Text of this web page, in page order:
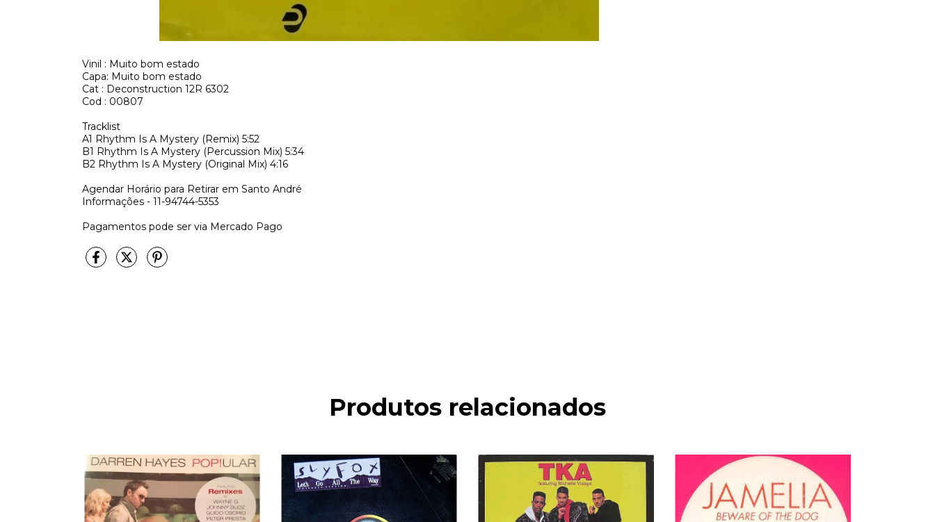
Vinil : Muito bom estado
Capa: Muito bom estado
Cat : Deconstruction 12R 6302
Cod : 00807
Tracklist
A1 Rhythm Is A Mystery (Remix) 5:52
B1 Rhythm Is A Mystery (Percussion Mix) 5:34
B2 Rhythm Is A Mystery (Original Mix) 4:16
Agendar Horário para Retirar em Santo André
Informações - 11-94744-5353
Pagamentos pode ser via Mercado Pago
Produtos relacionados